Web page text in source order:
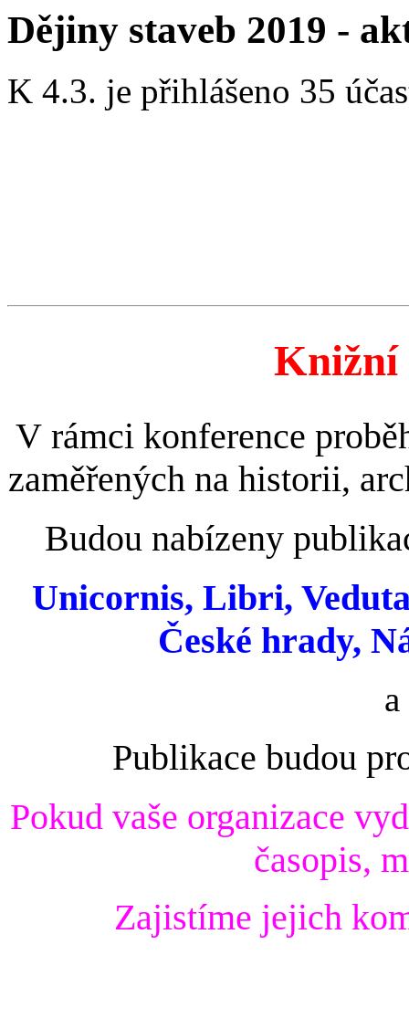
Dějiny staveb 2019 -
K 4.3. je přihlášeno 35
Knižní
V rámci konference
zaměřených na historii,
Budou nabízeny
Unicornis, Libri,
České hrady,
Publikace budou
Pokud vaše organizace
časopis,
Zajistíme jejich